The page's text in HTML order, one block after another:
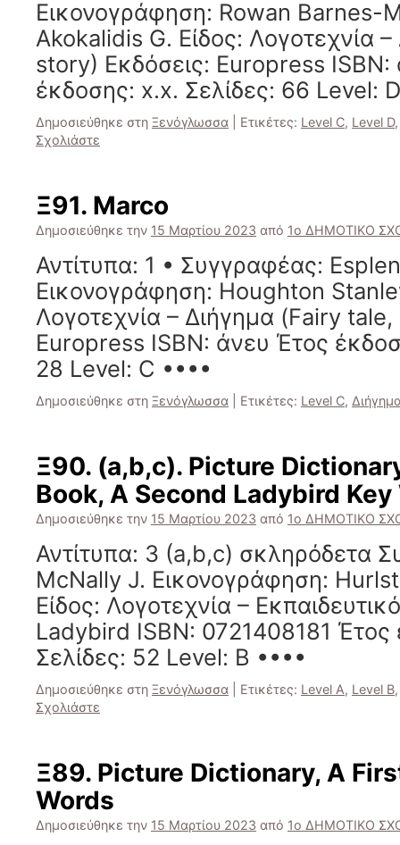
Εικονογράφηση: Rowan
Akokalidis G. Είδος: Λογοτεχνία
story) Εκδόσεις: Europress ISBN:
έκδοσης: x.x. Σελίδες: 66 Level:
Δημοσιεύθηκε στη Ξενόγλωσσα Ετικέτες: Level C, Level D
Σχολιάστε
Ξ91. Marco
Δημοσιεύθηκε την 15 Μαρτίου 2023 από 1ο ΔΗΜΟΤΙΚΟ
Αντίτυπα: 1 • Συγγραφέας:
Εικονογράφηση: Houghton
Λογοτεχνία – Διήγημα (Fairy
Europress ISBN: άνευ Έτος
28 Level: C ••••
Δημοσιεύθηκε στη Ξενόγλωσσα Ετικέτες: Level C,
Ξ90. (a,b,c). Picture
Book, A Second Ladybird Key
Δημοσιεύθηκε την 15 Μαρτίου 2023 από 1ο ΔΗΜΟΤΙΚΟ
Αντίτυπα: 3 (a,b,c) σκληρόδετα
McNally J. Εικονογράφηση:
Είδος: Λογοτεχνία –
Ladybird ISBN: 0721408181 Έτος
Σελίδες: 52 Level: B ••••
Δημοσιεύθηκε στη Ξενόγλωσσα Ετικέτες: Level A, Level B
Σχολιάστε
Ξ89. Picture Dictionary, A
Words
Δημοσιεύθηκε την 15 Μαρτίου 2023 από 1ο ΔΗΜΟΤΙΚΟ